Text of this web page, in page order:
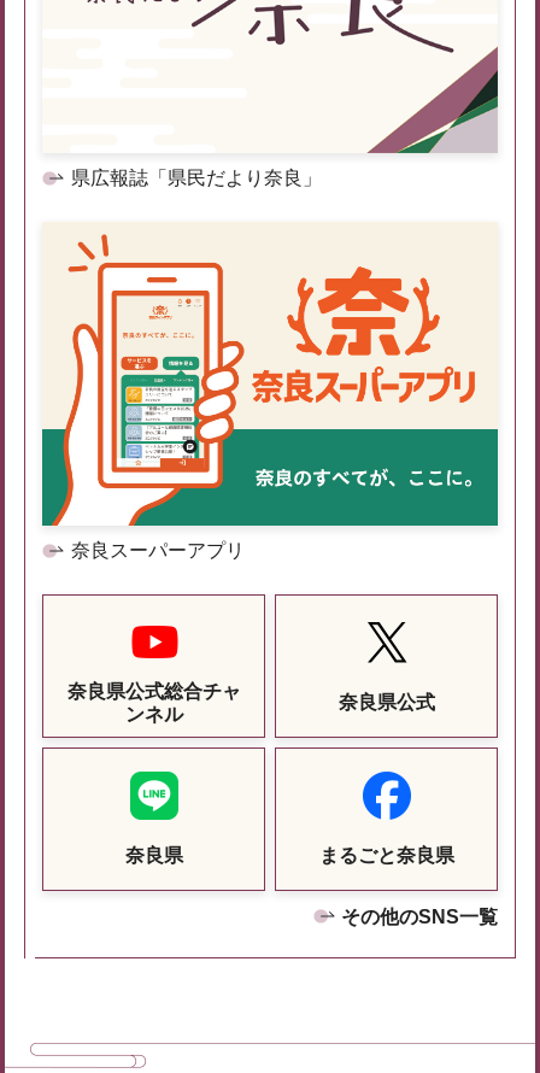
県広報誌「県民だより奈良」
奈良スーパーアプリ
奈良県公式総合チャ
ンネル
奈良県公式
奈良県 まるごと奈良県
その他のSNS一覧